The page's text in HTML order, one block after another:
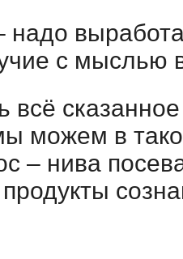
надо
с мыслью
всё
можем в
– нива
продукты